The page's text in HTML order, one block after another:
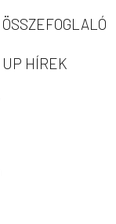
ÖSSZEFOGLALÓ
UP HÍREK